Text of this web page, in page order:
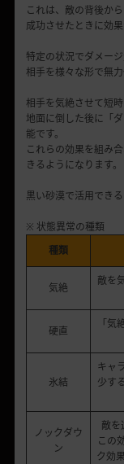
これは、敵の背後か
成功させたときに効
特定の状況でダメー
相手を様々な形で無
相手を気絶させて短
地面に倒した後に「
能です。
これらの効果を組み
きるようになります。
黒い砂漠で活用でき
※ 状態異常の種類
種類
気絶
敵を
硬直
「
氷結
キャ
少す
ノックダウ
ン
敵を
この
ク効